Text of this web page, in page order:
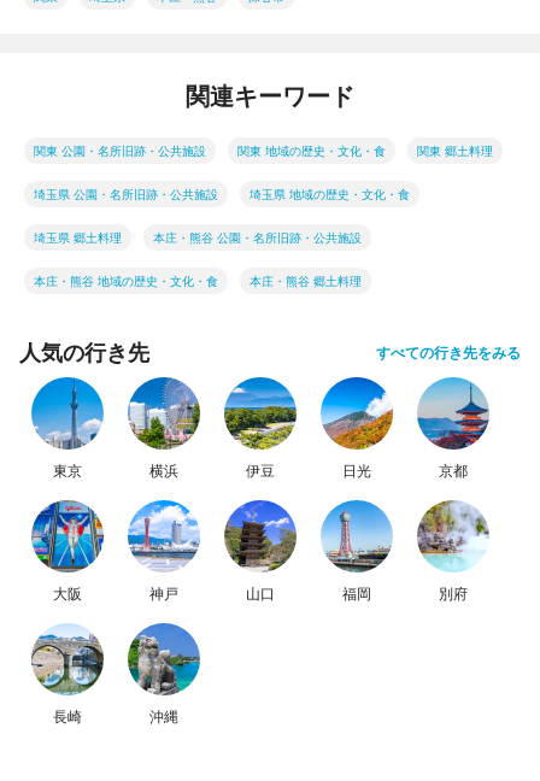
関連キーワード
関東 公園・名所旧跡・公共施設 関東 地域の歴史・文化・食 関東 郷土料理
埼玉県 公園・名所旧跡・公共施設 埼玉県 地域の歴史・文化・食
埼玉県 郷土料理 本庄・熊谷 公園・名所旧跡・公共施設
本庄・熊谷 地域の歴史・文化・食 本庄・熊谷 郷土料理
人気の行き先 すべての行き先をみる
東京 横浜 伊豆 日光 京都
大阪 神戸 山口 福岡 別府
長崎 沖縄